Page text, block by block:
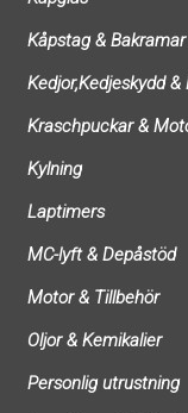
Kåpstag & Bakramar
Kedjor,Kedjeskydd &
Kraschpuckar &
Kylning
Laptimers
MC-lyft & Depåstöd
Motor & Tillbehör
Oljor & Kemikalier
Personlig utrustning